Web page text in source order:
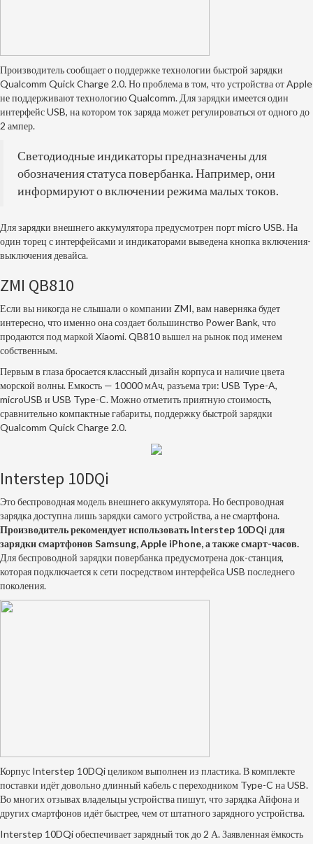
Производитель сообщает о поддержке технологии быстрой зарядки
Qualcomm Quick Charge 2.0. Но проблема в том, что устройства от Apple
не поддерживают технологию Qualcomm. Для зарядки имеется один
интерфейс USB, на котором ток заряда может регулироваться от одного до
2 ампер.
Светодиодные индикаторы предназначены для
обозначения статуса повербанка. Например, они
информируют о включении режима малых токов.
Для зарядки внешнего аккумулятора предусмотрен порт micro USB. На
один торец с интерфейсами и индикаторами выведена кнопка включения-
выключения девайса.
ZMI QB810
Если вы никогда не слышали о компании ZMI, вам наверняка будет
интересно, что именно она создает большинство Power Bank, что
продаются под маркой Xiaomi. QB810 вышел на рынок под именем
собственным.
Первым в глаза бросается классный дизайн корпуса и наличие цвета
морской волны. Емкость — 10000 мАч, разъема три: USB Type-A,
microUSB и USB Type-C. Можно отметить приятную стоимость,
сравнительно компактные габариты, поддержку быстрой зарядки
Qualcomm Quick Charge 2.0.
Interstep 10DQi
Это беспроводная модель внешнего аккумулятора. Но беспроводная
зарядка доступна лишь зарядки самого устройства, а не смартфона.
Производитель рекомендует использовать Interstep 10DQi для
зарядки смартфонов Samsung, Apple iPhone, а также смарт-часов.
Для беспроводной зарядки повербанка предусмотрена док-станция,
которая подключается к сети посредством интерфейса USB последнего
поколения.
Корпус Interstep 10DQi целиком выполнен из пластика. В комплекте
поставки идёт довольно длинный кабель с переходником Type-C на USB.
Во многих отзывах владельцы устройства пишут, что зарядка Айфона и
других смартфонов идёт быстрее, чем от штатного зарядного устройства.
Interstep 10DQi обеспечивает зарядный ток до 2 А. Заявленная ёмкость